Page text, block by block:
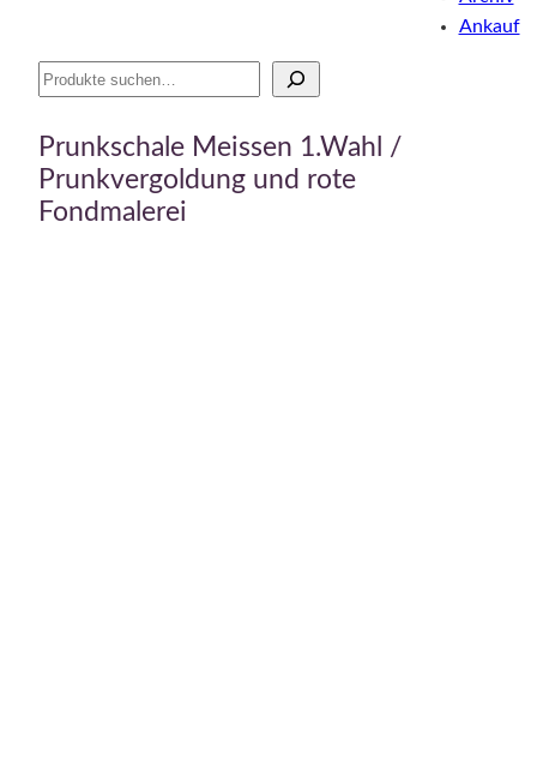
Suche
Ankauf
Prunkschale Meissen 1.Wahl /
Prunkvergoldung und rote
Fondmalerei